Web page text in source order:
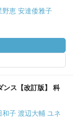
野恵 安達倭雅子
ンス【改訂版】 科
子 渡辺大輔 ユネ